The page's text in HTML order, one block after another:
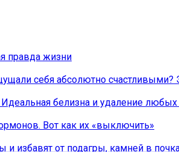
правда жизни
себя абсолютно счастливыми?
белизна и удаление любых
Вот как их «выключить»
избавят от подагры, камней в